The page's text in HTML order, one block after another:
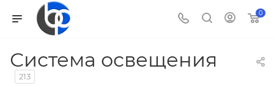
0
Система освещения
213